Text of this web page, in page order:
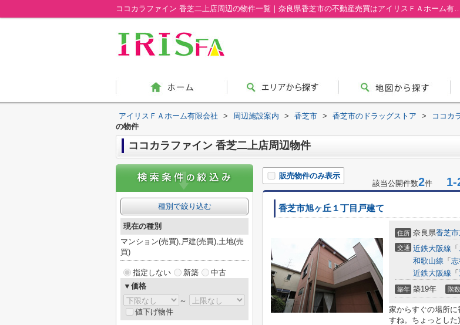
ココカラファイン 香芝二上店周辺の物件一覧｜奈良県香芝市の不
アイリスＦＡホーム有限会社 > 周辺施設案内 > 香芝市 > 香芝市のドラッグストア > ココカ
の物件
ココカラファイン 香芝二上店周辺物件
販売物件のみ表示
該当公開件数2件 1-
香芝市旭ヶ丘１丁目戸建て
住所 奈良県香芝市
交通 近鉄大阪線 「
和歌山線 「
近鉄大阪線 「
築年 築19年 階数
家からすぐの場所
すね。ちょっとし
種別で絞り込む
現在の種別
マンション(売買),戸建(売買),土地(売
買)
指定しない 新築
中古
▼価格
～
値下げ物件